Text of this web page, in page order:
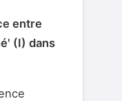
entre
(I) dans